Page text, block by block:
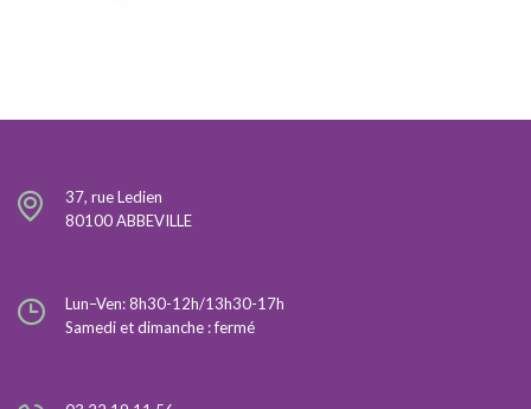
37, rue Ledien
80100 ABBEVILLE
Lun–Ven: 8h30-12h/13h30-17h
Samedi et dimanche : fermé